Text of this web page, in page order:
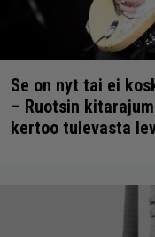
Se on nyt tai ei
– Ruotsin
kertoo tulevasta